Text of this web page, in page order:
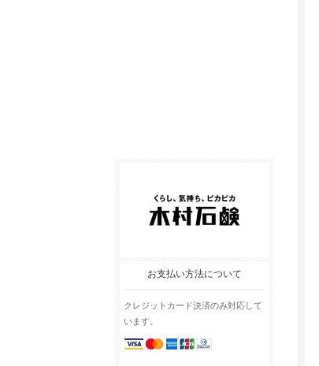
お支払い方法について
クレジットカード決済のみ対応して
います。